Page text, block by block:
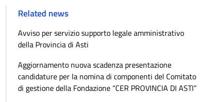
Related news
Avviso per servizio supporto legale amministrativo
della Provincia di Asti
Aggiornamento nuova scadenza presentazione
candidature per la nomina di componenti del Comitato
di gestione della Fondazione “CER PROVINCIA DI ASTI”